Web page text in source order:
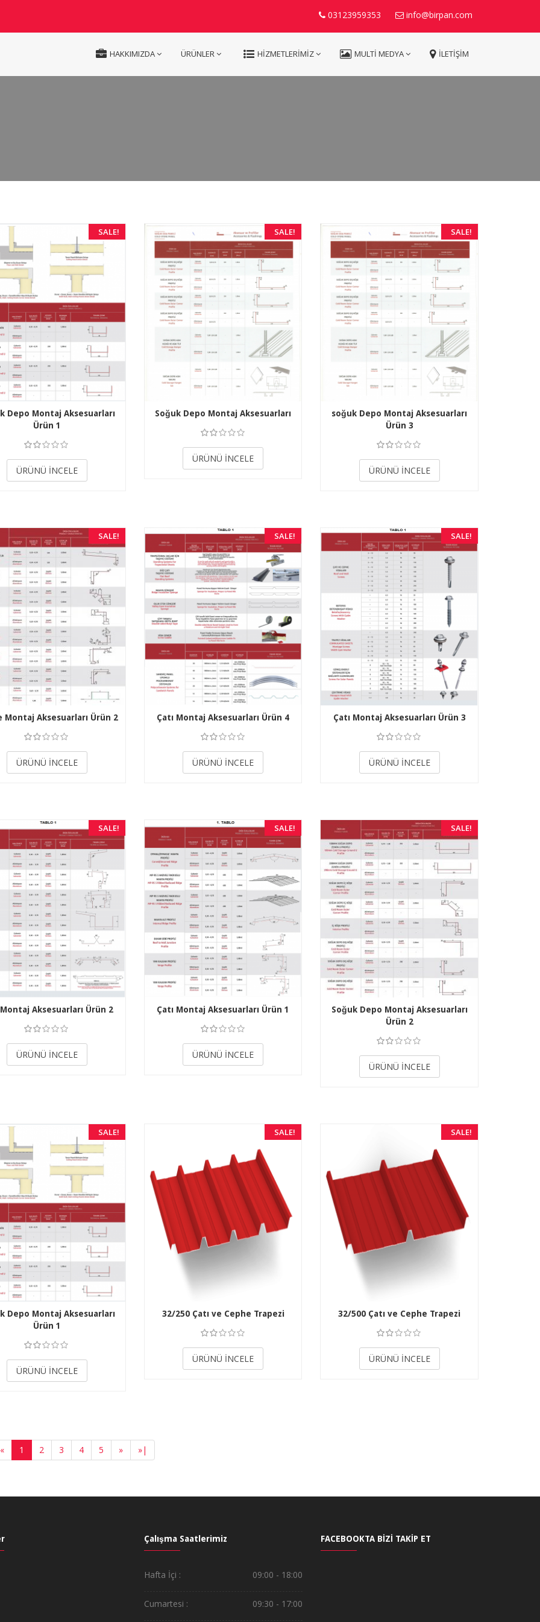
03123959353 info@birpan.com
HAKKIMIZDA ÜRÜNLER HİZMETLERİMİZ MULTİ MEDYA İLETİŞİM
SALE!
Depo Montaj Aksesuarları
Ürün 1
3.50
ÜRÜNÜ İNCELE
SALE!
Soğuk Depo Montaj Aksesuarları
3.50
ÜRÜNÜ İNCELE
SALE!
soğuk Depo Montaj Aksesuarları
Ürün 3
3.50
ÜRÜNÜ İNCELE
SALE!
Montaj Aksesuarları Ürün 2
3.50
ÜRÜNÜ İNCELE
SALE!
Çatı Montaj Aksesuarları Ürün 4
3.50
ÜRÜNÜ İNCELE
SALE!
Çatı Montaj Aksesuarları Ürün 3
3.50
ÜRÜNÜ İNCELE
SALE!
Montaj Aksesuarları Ürün 2
3.50
ÜRÜNÜ İNCELE
SALE!
Çatı Montaj Aksesuarları Ürün 1
3.50
ÜRÜNÜ İNCELE
SALE!
Soğuk Depo Montaj Aksesuarları
Ürün 2
3.50
ÜRÜNÜ İNCELE
SALE!
Depo Montaj Aksesuarları
Ürün 1
3.50
ÜRÜNÜ İNCELE
SALE!
32/250 Çatı ve Cephe Trapezi
3.50
ÜRÜNÜ İNCELE
SALE!
32/500 Çatı ve Cephe Trapezi
3.50
ÜRÜNÜ İNCELE
« 1 2 3 4 5 » »|
Çalışma Saatlerimiz
Hafta İçi : 09:00 - 18:00
Cumartesi : 09:30 - 17:00
FACEBOOKTA BİZİ TAKİP ET